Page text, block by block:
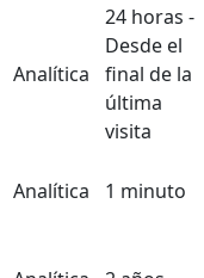
Analítica
24 horas -
Desde el
final de la
última
visita
Analítica 1 minuto